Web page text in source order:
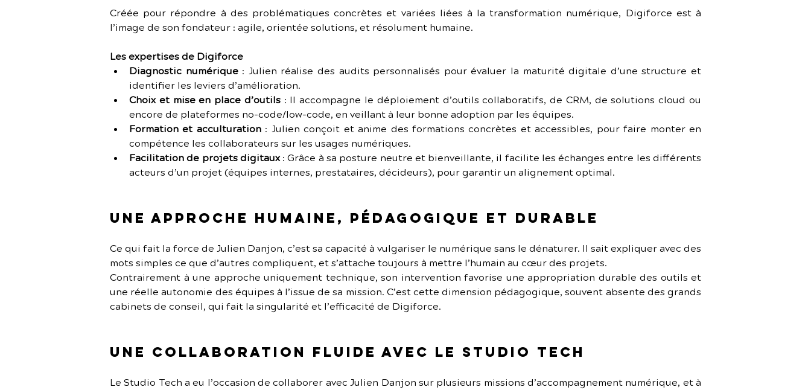
Créée pour répondre à des problématiques concrètes et variées liées à la transformation numérique, Digiforce est à
l’image de son fondateur : agile, orientée solutions, et résolument humaine.
Les expertises de Digiforce
Diagnostic numérique : Julien réalise des audits personnalisés pour évaluer la maturité digitale d’une structure et
identifier les leviers d’amélioration.
Choix et mise en place d’outils : Il accompagne le déploiement d’outils collaboratifs, de CRM, de solutions cloud ou
encore de plateformes no-code/low-code, en veillant à leur bonne adoption par les équipes.
Formation et acculturation : Julien conçoit et anime des formations concrètes et accessibles, pour faire monter en
compétence les collaborateurs sur les usages numériques.
Facilitation de projets digitaux : Grâce à sa posture neutre et bienveillante, il facilite les échanges entre les différents
acteurs d’un projet (équipes internes, prestataires, décideurs), pour garantir un alignement optimal.
Une approche humaine, pédagogique et durable
Ce qui fait la force de Julien Danjon, c’est sa capacité à vulgariser le numérique sans le dénaturer. Il sait expliquer avec des
mots simples ce que d’autres compliquent, et s’attache toujours à mettre l’humain au cœur des projets.
Contrairement à une approche uniquement technique, son intervention favorise une appropriation durable des outils et
une réelle autonomie des équipes à l’issue de sa mission. C’est cette dimension pédagogique, souvent absente des grands
cabinets de conseil, qui fait la singularité et l’efficacité de Digiforce.
Une collaboration fluide avec Le Studio Tech
Le Studio Tech a eu l’occasion de collaborer avec Julien Danjon sur plusieurs missions d’accompagnement numérique, et à